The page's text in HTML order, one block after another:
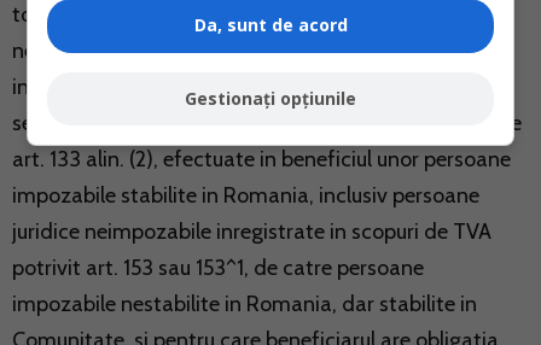
toate persoanele impozabile si persoanele juridice
neimpozabile care efectueaza operatiuni
intracomunitare, inclusiv achizitii intracomunitare de
servicii, respectiv cele pentru care se aplica prevederile
art. 133 alin. (2), efectuate in beneficiul unor persoane
impozabile stabilite in Romania, inclusiv persoane
juridice neimpozabile inregistrate in scopuri de TVA
potrivit art. 153 sau 153^1, de catre persoane
impozabile nestabilite in Romania, dar stabilite in
Da, sunt de acord
Gestionați opțiunile